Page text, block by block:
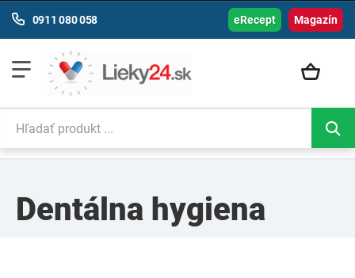
Magazín
0911 080 058 eRecept
Dentálna hygiena